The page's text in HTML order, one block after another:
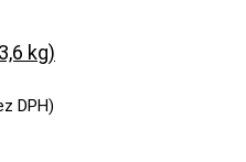
kg)
DPH)